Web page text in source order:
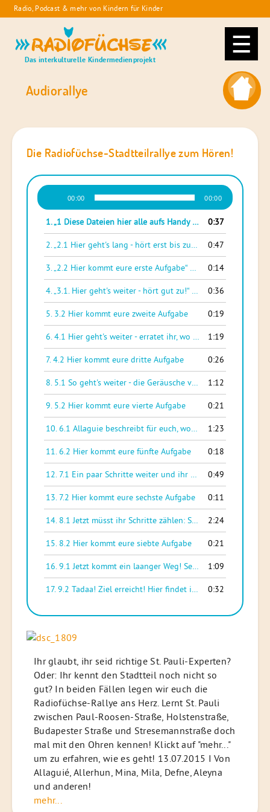
Skip
to
Radio, Podcast & mehr von Kindern für Kinder
Radiofüchse
Das interkulturelle Kindermedienprojekt
Audiorallye
Die Radiofüchse-Stadtteilrallye zum Hören!
Audio-
Player
00:00 00:00
1.„1 Diese Dateien hier alle aufs Handy runterladen und: Los geht's!“ 0:37
2.„2.1 Hier geht's lang - hört erst bis zu Ende zu und geht dann los!“ 0:47
3.„2.2 Hier kommt eure erste Aufgabe“ — RADIOFUECHSE
0:14
4.„3.1. Hier geht's weiter - hört gut zu!“ — RADIOFUECHSE
0:36
5. 3.2 Hier kommt eure zweite Aufgabe 0:19
6.4.1 Hier geht's weiter - erratet ihr, wo ihr hin müsst? 1:19
7.4.2 Hier kommt eure dritte Aufgabe 0:26
8. 5.1 So geht's weiter - die Geräusche verraten, wo ihr hin müsst! 1:12
9. 5.2 Hier kommt eure vierte Aufgabe 0:21
10.6.1 Allaguie beschreibt für euch, wo es weitergeht 1:23
11.6.2 Hier kommt eure fünfte Aufgabe 0:18
12.7.1 Ein paar Schritte weiter und ihr habt den nächsten Ort erreicht 0:49
13.7.2 Hier kommt eure sechste Aufgabe 0:11
14. 8.1 Jetzt müsst ihr Schritte zählen: Stellt euch zuerst ganz an das Gebäude ran! 2:24
15. 8.2 Hier kommt eure siebte Aufgabe 0:21
16.9.1 Jetzt kommt ein laanger Weg! Seid vorsichtig beim Überqueren der Straßen! 1:09
17.9.2 Tadaa! Ziel erreicht! Hier findet ihr jemanden, der euren Aufgabenzettel prüft und eine kleine Belohnug hat 0:32
Ihr glaubt, ihr seid richtige St. Pauli-Experten?
Oder: Ihr kennt den Stadtteil noch nicht so
gut? In beiden Fällen legen wir euch die
Radiofüchse-Rallye ans Herz. Lernt St. Pauli
zwischen Paul-Roosen-Straße, Holstenstraße,
Budapester Straße und Stresemannstraße doch
mal mit den Ohren kennen! Klickt auf "mehr..."
um zu erfahren, wie es geht! 13.07.2015 I Von
Allaguié, Allerhun, Mina, Mila, Defne, Aleyna
und anderen!
mehr...